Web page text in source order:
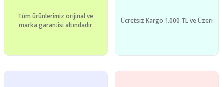
Tüm ürünlerimiz orijinal ve
marka garantisi altındadır
Ücretsiz Kargo 1.000 TL ve Üzeri